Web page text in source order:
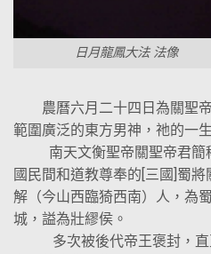
日月龍鳳大法 法像
農曆六月二十四日為關聖帝
範圍廣泛的東方男神，祂的一
南天文衡聖帝關聖帝君簡
國民間和道教尊奉的[三國]蜀
解（今山西臨猗西南）人，為
城，謚為壯繆侯。
多次被後代帝王褒封，直